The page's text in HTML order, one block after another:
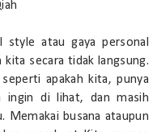
style atau gaya personal
secara tidak langsung.
apakah kita, punya
ingin di lihat, dan masih
Memakai busana ataupun